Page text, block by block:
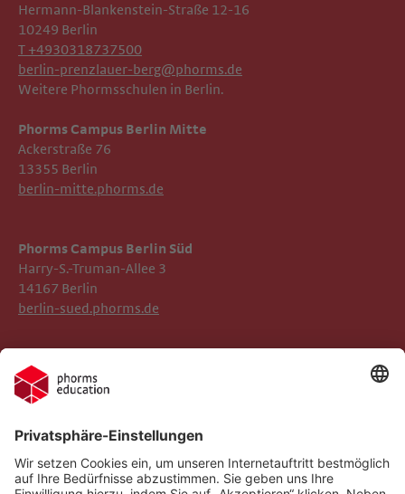
Hermann-Blankenstein-Straße 12-16
10249 Berlin
T +4930318737500
berlin-prenzlauer-berg@phorms.de
Datenschutz
Gender-Hinweis
Compliance
Implementierte Technologien
Cookie-Einstellungen
Weitere Phormsschulen in Berlin.
Phorms Campus Berlin Mitte
Ackerstraße 76
13355 Berlin
berlin-mitte.phorms.de
Phorms Campus Berlin Süd
Harry-S.-Truman-Allee 3
14167 Berlin
berlin-sued.phorms.de